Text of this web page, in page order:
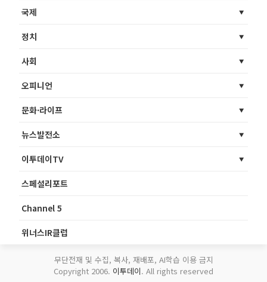
국제
정치
사회
오피니언
문화·라이프
뉴스발전소
이투데이TV
스페셜리포트
Channel 5
위너스IR클럽
무단전재 및 수집, 복사, 재배포, AI학습 이용 금지
Copyright 2006. 이투데이. All rights reserved